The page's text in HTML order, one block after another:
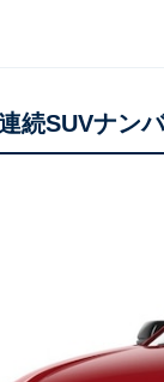
続SUVナン